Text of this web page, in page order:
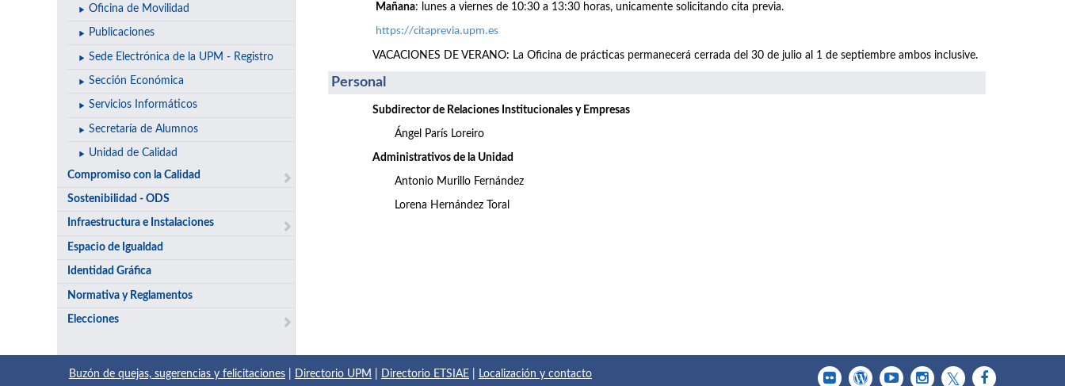
Oficina de Movilidad
Publicaciones
Sede Electrónica de la UPM - Registro
Sección Económica
Servicios Informáticos
Secretaría de Alumnos
Unidad de Calidad
Compromiso con la Calidad
Sostenibilidad - ODS
Infraestructura e Instalaciones
Espacio de Igualdad
Identidad Gráfica
Normativa y Reglamentos
Elecciones
Mañana: lunes a viernes de 10:30 a 13:30 horas, unicamente solicitando cita previa.
https://citaprevia.upm.es
VACACIONES DE VERANO: La Oficina de prácticas permanecerá cerrada del 30 de julio al 1 de septiembre ambos inclusive.
Personal
Subdirector de Relaciones Institucionales y Empresas
Ángel París Loreiro
Administrativos de la Unidad
Antonio Murillo Fernández
Lorena Hernández Toral
Buzón de quejas, sugerencias y felicitaciones Directorio UPM Directorio ETSIAE Localización y contacto